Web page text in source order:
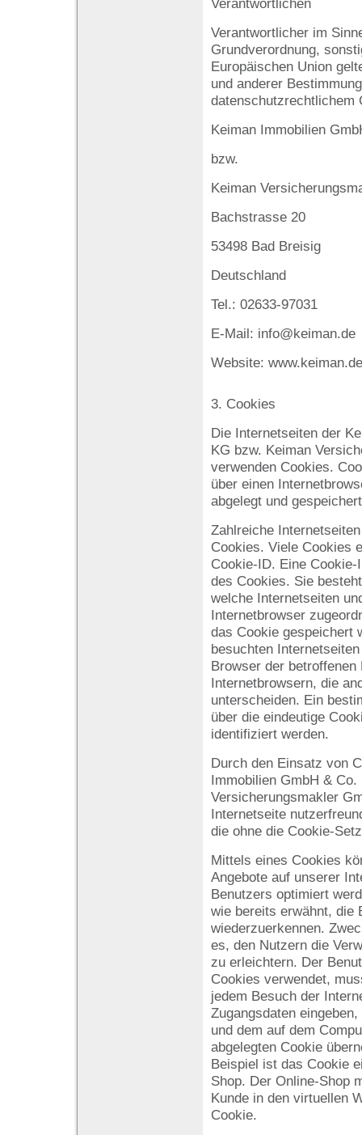
Verantwortlichen
Verantwortlicher im
Grundverordnung,
Europäischen Union
und anderer
datenschutzrechtlichem
Keiman Immobilien
bzw.
Keiman
Bachstrasse 20
53498 Bad Breisig
Deutschland
Tel.: 02633-97031
E-Mail: info@keiman.de
Website: www.keiman.de
3. Cookies
Die Internetseiten der
KG bzw. Keiman
verwenden Cookies.
über einen
abgelegt und
Zahlreiche
Cookies. Viele Cookies
Cookie-ID. Eine
des Cookies. Sie
welche Internetseiten
Internetbrowser
das Cookie gespeichert
besuchten
Browser der betroffenen
Internetbrowsern, die
unterscheiden. Ein
über die eindeutige
identifiziert werden.
Durch den Einsatz von
Immobilien GmbH & Co.
Versicherungsmakler
Internetseite
die ohne die Cookie-
Mittels eines Cookies
Angebote auf unserer
Benutzers optimiert
wie bereits erwähnt, die
wiederzuerkennen.
es, den Nutzern die
zu erleichtern. Der
Cookies verwendet,
jedem Besuch der
Zugangsdaten
und dem auf dem
abgelegten Cookie
Beispiel ist das Cookie
Shop. Der Online-Shop
Kunde in den virtuellen
Cookie.